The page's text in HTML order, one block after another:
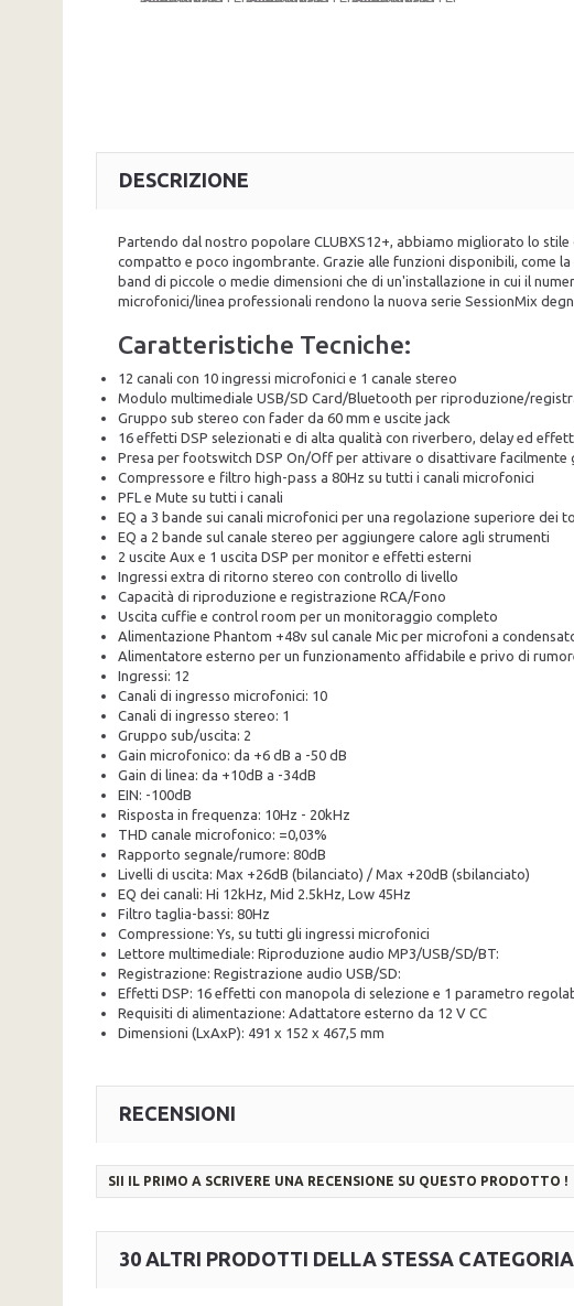
DESCRIZIONE
Partendo dal nostro popolare CLUBXS12+, abbiamo migliorato lo
compatto e poco ingombrante. Grazie alle funzioni disponibili, come
band di piccole o medie dimensioni che di un'installazione in cui il
microfonici/linea professionali rendono la nuova serie SessionMix
Caratteristiche Tecniche:
12 canali con 10 ingressi microfonici e 1 canale stereo
Modulo multimediale USB/SD Card/Bluetooth per riproduzione/
Gruppo sub stereo con fader da 60 mm e uscite jack
16 effetti DSP selezionati e di alta qualità con riverbero, delay ed
Presa per footswitch DSP On/Off per attivare o disattivare facilmente
Compressore e filtro high-pass a 80Hz su tutti i canali microfonici
PFL e Mute su tutti i canali
EQ a 3 bande sui canali microfonici per una regolazione superiore dei
EQ a 2 bande sul canale stereo per aggiungere calore agli strumenti
2 uscite Aux e 1 uscita DSP per monitor e effetti esterni
Ingressi extra di ritorno stereo con controllo di livello
Capacità di riproduzione e registrazione RCA/Fono
Uscita cuffie e control room per un monitoraggio completo
Alimentazione Phantom +48v sul canale Mic per microfoni a
Alimentatore esterno per un funzionamento affidabile e privo di
Ingressi: 12
Canali di ingresso microfonici: 10
Canali di ingresso stereo: 1
Gruppo sub/uscita: 2
Gain microfonico: da +6 dB a -50 dB
Gain di linea: da +10dB a -34dB
EIN: -100dB
Risposta in frequenza: 10Hz - 20kHz
THD canale microfonico: =0,03%
Rapporto segnale/rumore: 80dB
Livelli di uscita: Max +26dB (bilanciato) / Max +20dB (sbilanciato)
EQ dei canali: Hi 12kHz, Mid 2.5kHz, Low 45Hz
Filtro taglia-bassi: 80Hz
Compressione: Ys, su tutti gli ingressi microfonici
Lettore multimediale: Riproduzione audio MP3/USB/SD/BT:
Registrazione: Registrazione audio USB/SD:
Effetti DSP: 16 effetti con manopola di selezione e 1 parametro
Requisiti di alimentazione: Adattatore esterno da 12 V CC
Dimensioni (LxAxP): 491 x 152 x 467,5 mm
RECENSIONI
SII IL PRIMO A SCRIVERE UNA RECENSIONE SU QUESTO PRODOTTO !
30 ALTRI PRODOTTI DELLA STESSA